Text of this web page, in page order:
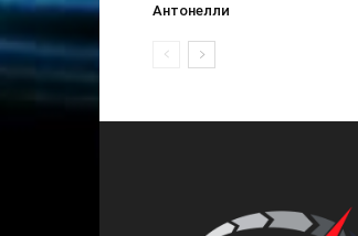
Антонелли